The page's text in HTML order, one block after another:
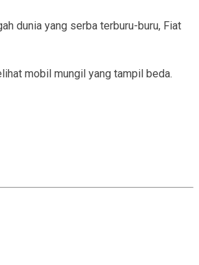
dunia yang serba terburu-buru, Fiat
mobil mungil yang tampil beda.